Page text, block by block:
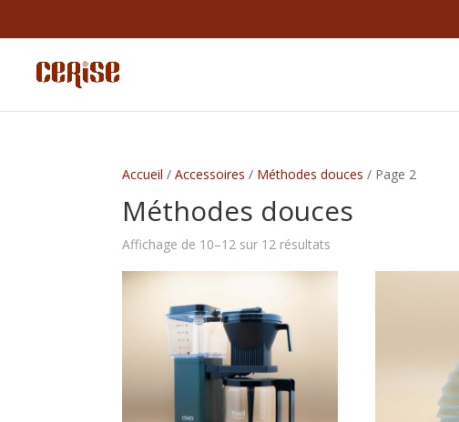
Accueil /Accessoires / Méthodes douces / Page 2
Méthodes douces
Affichage de 10–12 sur 12 résultats